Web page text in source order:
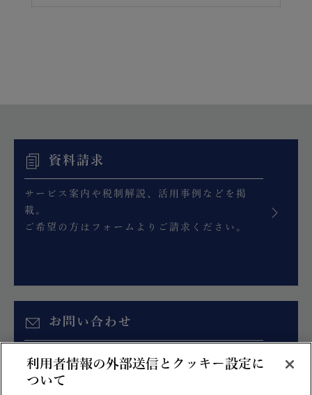
資料請求
サービス案内や税制解説、活用事例などを掲
載。
ご希望の方はフォームよりご請求ください。
お問い合わせ
お見積り、各種ご相談はこちらのフォームより
お問い合わせください。
利用者情報の外部送信とクッキー設定に
ついて